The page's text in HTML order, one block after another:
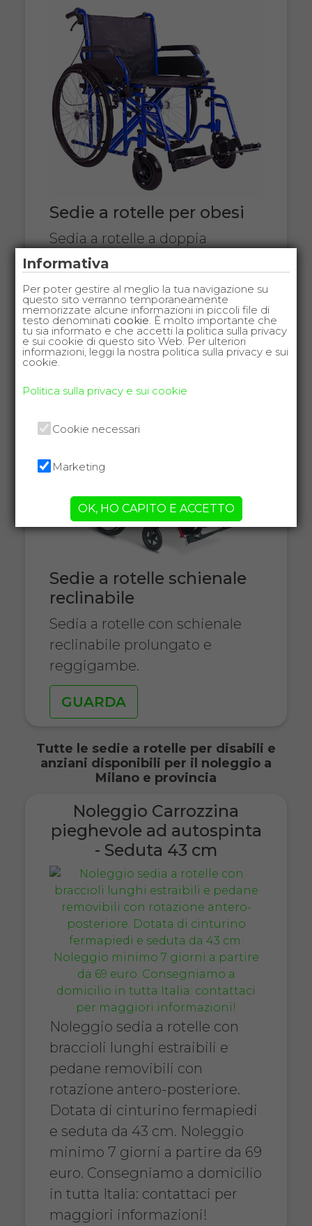
Sedie a rotelle per obesi
Sedia a rotelle a doppia
crociera, hanno una portata
GUARDA
Sedie a rotelle schienale
reclinabile
Sedia a rotelle con schienale
reclinabile prolungato e
reggigambe.
GUARDA
Tutte le sedie a rotelle per disabili e
anziani disponibili per il noleggio a
Milano e provincia
Noleggio Carrozzina
pieghevole ad autospinta
- Seduta 43 cm
Noleggio sedia a rotelle con
braccioli lunghi estraibili e
pedane removibili con
rotazione antero-posteriore.
Dotata di cinturino fermapiedi
e seduta da 43 cm. Noleggio
minimo 7 giorni a partire da 69
euro. Consegniamo a domicilio
in tutta Italia: contattaci per
maggiori informazioni!
Informativa
Per poter gestire al meglio la tua navigazione su
questo sito verranno temporaneamente
memorizzate alcune informazioni in piccoli file di
testo denominati cookie. È molto importante che
tu sia informato e che accetti la politica sulla privacy
e sui cookie di questo sito Web. Per ulteriori
informazioni, leggi la nostra politica sulla privacy e sui
cookie.
Politica sulla privacy e sui cookie
Cookie necessari
Marketing
OK, HO CAPITO E ACCETTO